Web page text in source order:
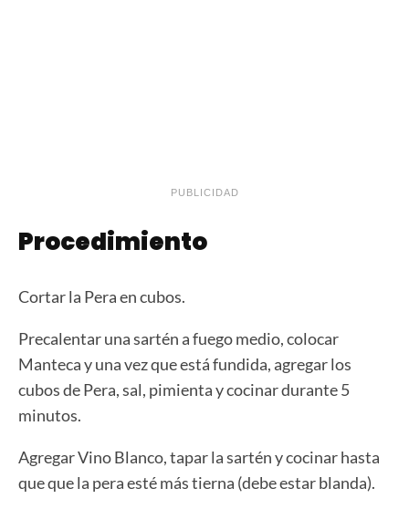
PUBLICIDAD
Procedimiento
Cortar la Pera en cubos.
Precalentar una sartén a fuego medio, colocar
Manteca y una vez que está fundida, agregar los
cubos de Pera, sal, pimienta y cocinar durante 5
minutos.
Agregar Vino Blanco, tapar la sartén y cocinar hasta
que que la pera esté más tierna (debe estar blanda).